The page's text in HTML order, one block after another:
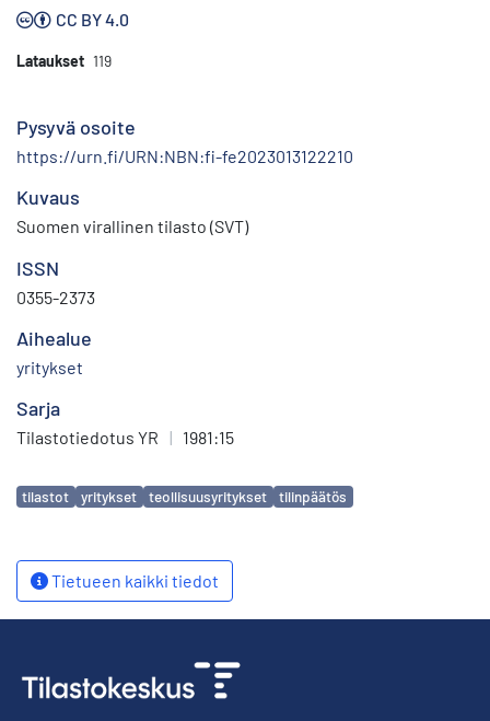
CC BY 4.0
Lataukset 119
Pysyvä osoite
https://urn.fi/URN:NBN:fi-fe2023013122210
Kuvaus
Suomen virallinen tilasto (SVT)
ISSN
0355-2373
Aihealue
yritykset
Sarja
Tilastotiedotus YR | 1981:15
Avainsanat
tilastot yritykset teollisuusyritykset tilinpäätös
Tietueen kaikki tiedot